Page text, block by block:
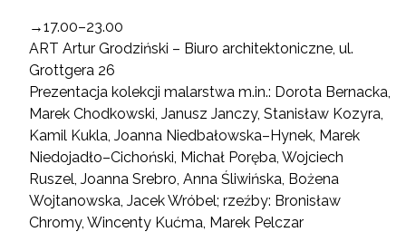
→17.00–23.00
ART Artur Grodziński – Biuro architektoniczne, ul.
Grottgera 26
Prezentacja kolekcji malarstwa m.in.: Dorota Bernacka,
Marek Chodkowski, Janusz Janczy, Stanisław Kozyra,
Kamil Kukla, Joanna Niedbałowska–Hynek, Marek
Niedojadło–Cichoński, Michał Poręba, Wojciech
Ruszel, Joanna Srebro, Anna Śliwińska, Bożena
Wojtanowska, Jacek Wróbel; rzeźby: Bronisław
Chromy, Wincenty Kućma, Marek Pelczar